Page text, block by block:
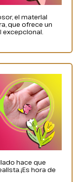
el material
que ofrece un
excepcional.
hace que
hora de